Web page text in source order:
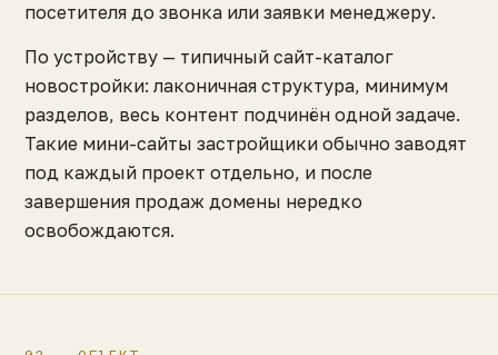
посетителя до звонка или заявки менеджеру.
По устройству — типичный сайт-каталог
новостройки: лаконичная структура, минимум
разделов, весь контент подчинён одной задаче.
Такие мини-сайты застройщики обычно заводят
под каждый проект отдельно, и после
завершения продаж домены нередко
освобождаются.